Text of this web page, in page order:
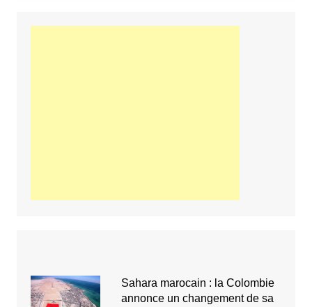
Sahara marocain : la Colombie
annonce un changement de sa